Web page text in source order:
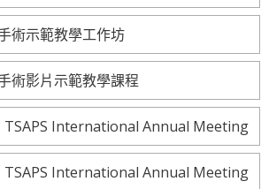
術示範教學工作坊
術影片示範教學課程
TSAPS International Annual Meeting
TSAPS International Annual Meeting